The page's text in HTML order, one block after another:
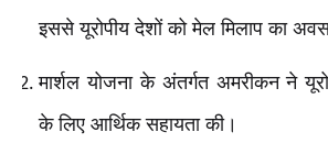
इससे यूरोपीय देशों को मेल मिलाप का
मार्शल योजना के अंतर्गत अमरीकन ने
के लिए आर्थिक सहायता की।